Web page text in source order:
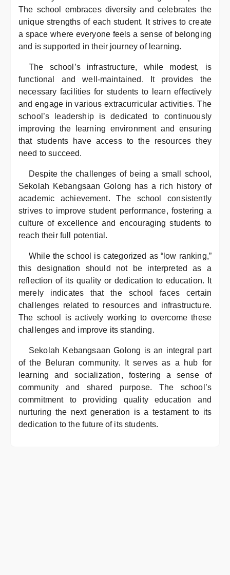
The school embraces diversity and celebrates the
unique strengths of each student. It strives to create
a space where everyone feels a sense of belonging
and is supported in their journey of learning.
The school’s infrastructure, while modest, is
functional and well-maintained. It provides the
necessary facilities for students to learn effectively
and engage in various extracurricular activities. The
school’s leadership is dedicated to continuously
improving the learning environment and ensuring
that students have access to the resources they
need to succeed.
Despite the challenges of being a small school,
Sekolah Kebangsaan Golong has a rich history of
academic achievement. The school consistently
strives to improve student performance, fostering a
culture of excellence and encouraging students to
reach their full potential.
While the school is categorized as “low ranking,”
this designation should not be interpreted as a
reflection of its quality or dedication to education. It
merely indicates that the school faces certain
challenges related to resources and infrastructure.
The school is actively working to overcome these
challenges and improve its standing.
Sekolah Kebangsaan Golong is an integral part
of the Beluran community. It serves as a hub for
learning and socialization, fostering a sense of
community and shared purpose. The school’s
commitment to providing quality education and
nurturing the next generation is a testament to its
dedication to the future of its students.